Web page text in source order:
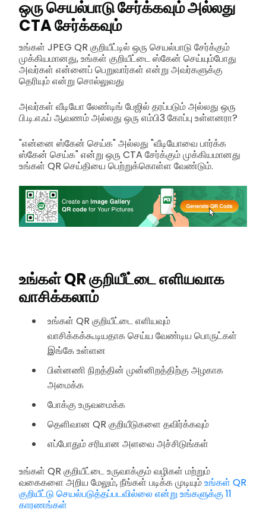
ஒரு செயல்பாடு சேர்க்கவும் அல்லது
CTA சேர்க்கவும்
உங்கள் JPEG QR குறியீட்டில் ஒரு செயல்பாடு சேர்க்கும்
முக்கியமானது, உங்கள் குறியீட்டை ஸ்கேன் செய்யும்போது
அவர்கள் என்னைப் பெறுவார்கள் என்று அவர்களுக்கு
தெரியும் என்று சொல்லுவது
அவர்கள் வீடியோ லேண்டிங் பேஜில் தரப்படும் அல்லது ஒரு
பி.டி.எஃப் ஆவணம் அல்லது ஒரு எம்பி3 கோப்பு உள்ளனரா?
"என்னை ஸ்கேன் செய்க" அல்லது "வீடியோவை பார்க்க
ஸ்கேன் செய்க" என்று ஒரு CTA சேர்க்கும் முக்கியமானது
உங்கள் QR செய்தியை பெற்றுக்கொள்ள வேண்டும்.
உங்கள் QR குறியீட்டை எளியவாக
வாசிக்கலாம்
உங்கள் QR குறியீட்டை எளியவும்
வாசிக்கக்கூடியதாக செய்ய வேண்டிய பொருட்கள்
இங்கே உள்ளன
பின்னணி நிறத்தின் முன்னிறத்திற்கு அழகாக
அமைக்க
போக்கு உருவமைக்க
தெளிவான QR குறியீடுகளை தவிர்க்கவும்
எப்போதும் சரியான அளவை அச்சிடுங்கள்
உங்கள் QR குறியீட்டை உருவாக்கும் வழிகள் மற்றும்
வகைகளை அறிய மேலும், நீங்கள் படிக்க முடியும்உங்கள் QR
குறியீட்டு செயல்படுத்தப்படவில்லை என்று உங்களுக்கு 11
காரணங்கள்